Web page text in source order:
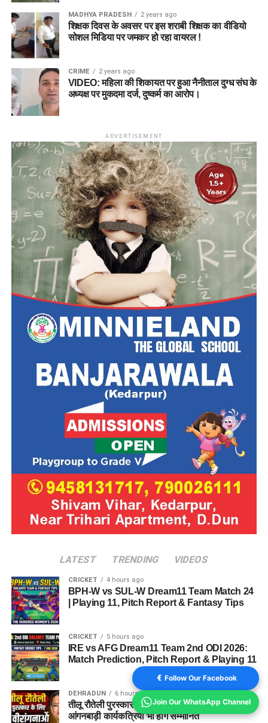
MADHYA PRADESH 2 years ago
शिक्षक दिवस के अवसर पर इस शराबी शिक्षक का वीडियो
सोशल मिडिया पर जमकर हो रहा वायरल !
CRIME 2 years ago
VIDEO: महिला की शिकायत पर हुआ नैनीताल दुग्ध संघ के
अध्यक्ष पर मुकदमा दर्ज, दुष्कर्म का आरोप।
ADVERTISEMENT
LATEST TRENDING VIDEOS
CRICKET 4 hours ago
BPH-W vs SUL-W Dream11 Team Match 24
| Playing 11, Pitch Report & Fantasy Tips
CRICKET 5 hours ago
IRE vs AFG Dream11 Team 2nd ODI 2026:
Match Prediction, Pitch Report & Playing 11
DEHRADUN 6 hours ago
तीलू रौतेली पुरस्कार के लिए 13 वीरांगनाओं का चयन, 35
आंगनबाड़ी कार्यकत्रियां भी होंगे सम्मानित
Follow Our Facebook
Join Our WhatsApp Channel